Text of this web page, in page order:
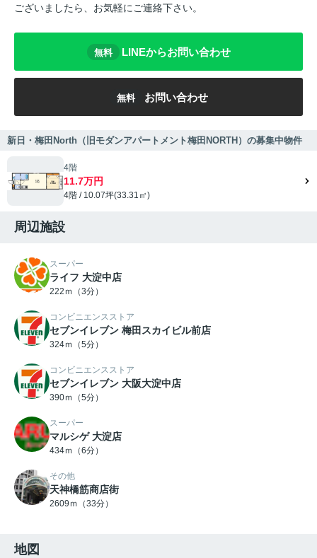
ございましたら、お気軽にご連絡下さい。
無料 LINEからお問い合わせ
無料 お問い合わせ
新日・梅田North（旧モダンアパートメント梅田NORTH）の募集中物件
4階
11.7万円
4階 / 10.07坪(33.31㎡)
周辺施設
スーパー
ライフ 大淀中店
222ｍ（3分）
コンビニエンスストア
セブンイレブン 梅田スカイビル前店
324ｍ（5分）
コンビニエンスストア
セブンイレブン 大阪大淀中店
390ｍ（5分）
スーパー
マルシゲ 大淀店
434ｍ（6分）
その他
天神橋筋商店街
2609ｍ（33分）
地図